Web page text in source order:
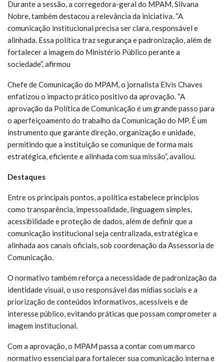
Durante a sessão, a corregedora-geral do MPAM, Silvana
Nobre, também destacou a relevância da iniciativa. “A
comunicação institucional precisa ser clara, responsável e
alinhada. Essa política traz segurança e padronização, além de
fortalecer a imagem do Ministério Público perante a
sociedade”, afirmou
Chefe de Comunicação do MPAM, o jornalista Elvis Chaves
enfatizou o impacto prático positivo da aprovação. “A
aprovação da Política de Comunicação é um grande passo para
o aperfeiçoamento do trabalho da Comunicação do MP. É um
instrumento que garante direção, organização e unidade,
permitindo que a instituição se comunique de forma mais
estratégica, eficiente e alinhada com sua missão”, avaliou.
Destaques
Entre os principais pontos, a política estabelece princípios
como transparência, impessoalidade, linguagem simples,
acessibilidade e proteção de dados, além de definir que a
comunicação institucional seja centralizada, estratégica e
alinhada aos canais oficiais, sob coordenação da Assessoria de
Comunicação.
O normativo também reforça a necessidade de padronização da
identidade visual, o uso responsável das mídias sociais e a
priorização de conteúdos informativos, acessíveis e de
interesse público, evitando práticas que possam comprometer a
imagem institucional.
Com a aprovação, o MPAM passa a contar com um marco
normativo essencial para fortalecer sua comunicação interna e